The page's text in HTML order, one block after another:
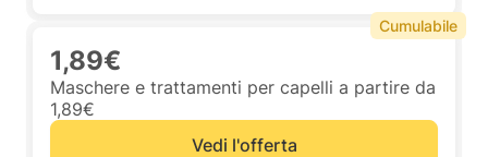
1,89€
Maschere e trattamenti per capelli a partire da
1,89€
Vedi l'offerta
Cumulabile